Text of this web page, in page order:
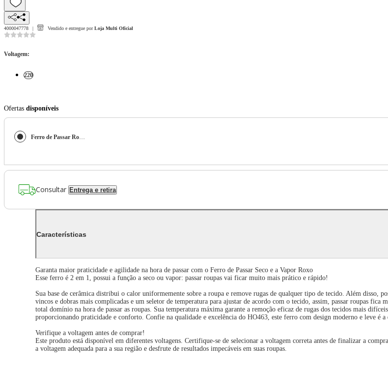
4000047778 Vendido e entregue por Loja Multi Oficial
Voltagem:
220
Ofertas disponíveis
Ferro de Passar Roupa à Vapor 220v 2000w Base Cerâmica Roxo Multi - HO463 HO463
Consultar Entrega e retira
Características
Garanta maior praticidade e agilidade na hora de passar com o Ferro de Passar Seco e a Vapor Roxo
Esse ferro é 2 em 1, possui a função a seco ou vapor: passar roupas vai ficar muito mais prático e rápido!
Sua base de cerâmica distribui o calor uniformemente sobre a roupa e remove rugas de qualquer tipo de tecido. Além disso,
vincos e dobras mais complicadas e um seletor de temperatura para ajustar de acordo com o tecido, assim, passar roupas
total domínio na hora de passar as roupas. Sua temperatura máxima garante a remoção eficaz de rugas dos tecidos mais
proporcionando praticidade e conforto. Confie na qualidade e excelência do HO463, este ferro com design moderno e leve é
Verifique a voltagem antes de comprar!
Este produto está disponível em diferentes voltagens. Certifique-se de selecionar a voltagem correta antes de finalizar a
a voltagem adequada para a sua região e desfrute de resultados impecáveis em suas roupas.